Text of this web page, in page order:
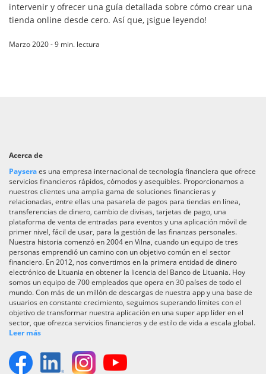
intervenir y ofrecer una guía detallada sobre cómo crear una
tienda online desde cero. Así que, ¡sigue leyendo!
Marzo 2020 - 9 min. lectura
Acerca de
Payseraes una empresa internacional de tecnología financiera que ofrece
servicios financieros rápidos, cómodos y asequibles. Proporcionamos a
nuestros clientes una amplia gama de soluciones financieras y
relacionadas, entre ellas una pasarela de pagos para tiendas en línea,
transferencias de dinero, cambio de divisas, tarjetas de pago, una
plataforma de venta de entradas para eventos y una aplicación móvil de
primer nivel, fácil de usar, para la gestión de las finanzas personales.
Nuestra historia comenzó en 2004 en Vilna, cuando un equipo de tres
personas emprendió un camino con un objetivo común en el sector
financiero. En 2012, nos convertimos en la primera entidad de dinero
electrónico de Lituania en obtener la licencia del Banco de Lituania. Hoy
somos un equipo de 700 empleados que opera en 30 países de todo el
mundo. Con más de un millón de descargas de nuestra app y una base de
usuarios en constante crecimiento, seguimos superando límites con el
objetivo de transformar nuestra aplicación en una super app líder en el
sector, que ofrezca servicios financieros y de estilo de vida a escala global.
Leer más